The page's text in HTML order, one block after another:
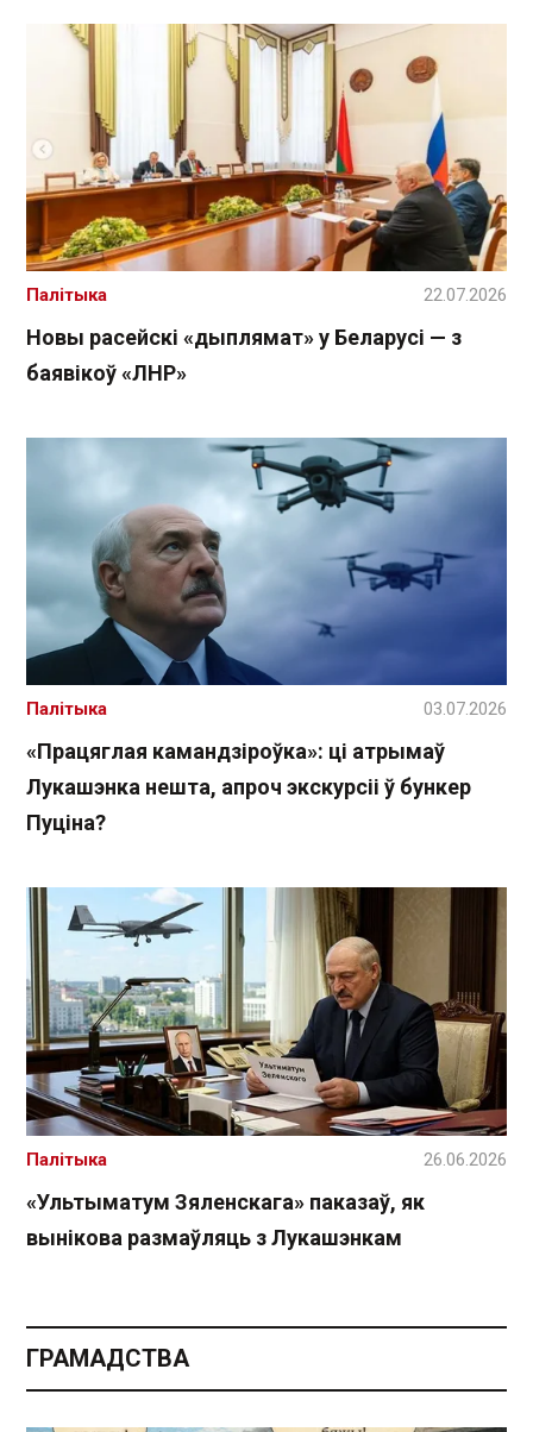
Новы расейскі «дыплямат» у Беларусі — з
баявікоў «ЛНР»
Палітыка 22.07.2026
«Працяглая камандзіроўка»: ці атрымаў
Лукашэнка нешта, апроч экскурсіі ў бункер
Пуціна?
Палітыка 03.07.2026
«Ультыматум Зяленскага» паказаў, як
вынікова размаўляць з Лукашэнкам
Палітыка 26.06.2026
ГРАМАДСТВА